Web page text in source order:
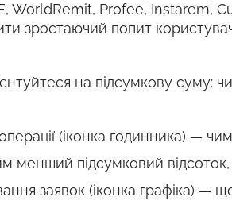
WorldRemit, Profee, Instarem,
зростаючий попит
на підсумкову суму:
(іконка годинника) —
менший підсумковий відсоток,
заявок (іконка графіка) —